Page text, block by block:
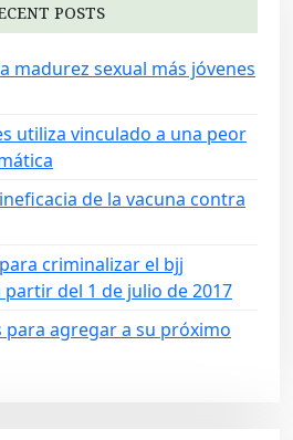
POSTS
madurez sexual más jóvenes
utiliza vinculado a una peor
de la vacuna contra
criminalizar el bjj
del 1 de julio de 2017
para agregar a su próximo